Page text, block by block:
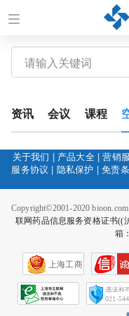
资讯 会议 课程
关于我们 | 产品大全|营销
服务协议 | 隐私保护 |免责
Copyright©2001-2020
联网药品信息服务资格证书((
箱
上海工商
021-